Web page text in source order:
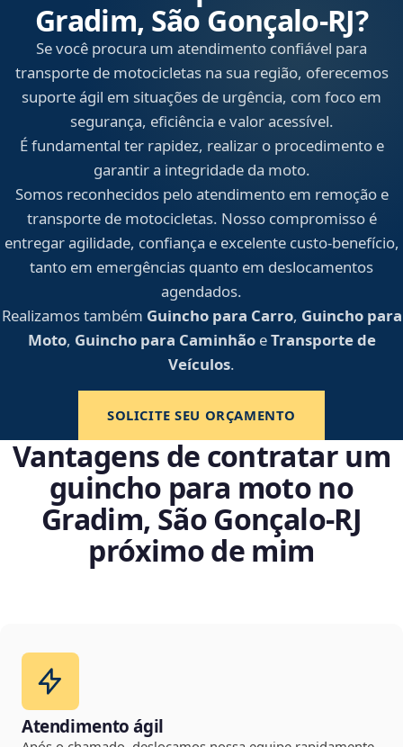
Gradim, São Gonçalo‑RJ?
Se você procura um atendimento confiável para
transporte de motocicletas na sua região, oferecemos
suporte ágil em situações de urgência, com foco em
segurança, eficiência e valor acessível.
É fundamental ter rapidez, realizar o procedimento e
garantir a integridade da moto.
Somos reconhecidos pelo atendimento em remoção e
transporte de motocicletas. Nosso compromisso é
entregar agilidade, confiança e excelente custo-benefício,
tanto em emergências quanto em deslocamentos
agendados.
Realizamos também Guincho para Carro, Guincho para
Moto, Guincho para CaminhãoeTransporte de
Veículos.
SOLICITE SEU ORÇAMENTO
Vantagens de contratar um
guincho para moto no
Gradim, São Gonçalo‑RJ
próximo de mim
Atendimento ágil